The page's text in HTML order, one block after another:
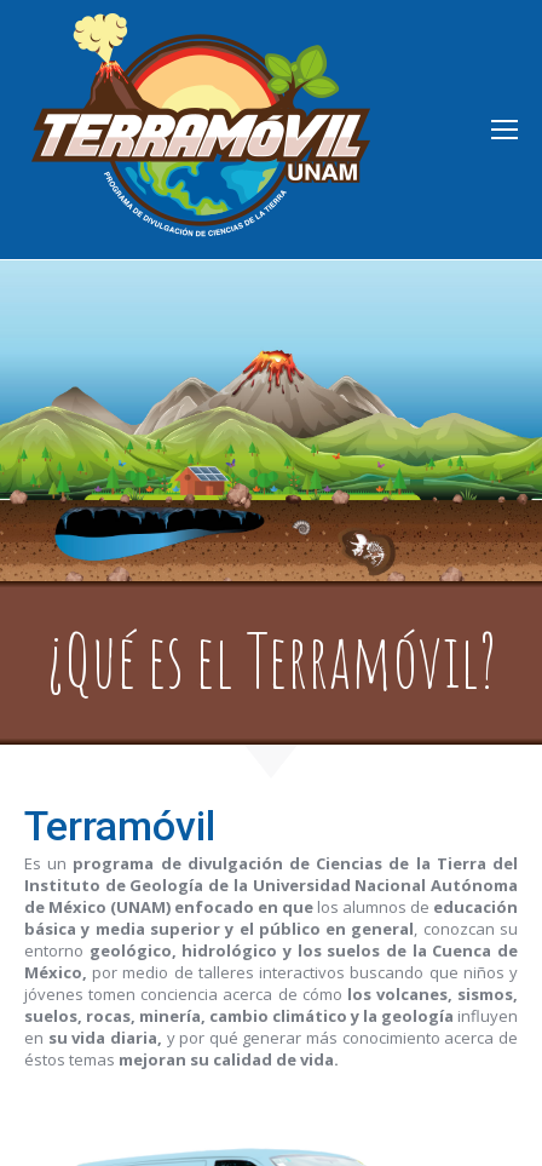
¿Qué es el Terramóvil?
Terramóvil
Es un programa de divulgación de Ciencias de la Tierra del
Instituto de Geología de la Universidad Nacional Autónoma
de México (UNAM) enfocado en que los alumnos de educación
básica y media superior y el público en general, conozcan su
entorno geológico, hidrológico y los suelos de la Cuenca de
México, por medio de talleres interactivos buscando que niños y
jóvenes tomen conciencia acerca de cómo los volcanes, sismos,
suelos, rocas, minería, cambio climático y la geología influyen
en su vida diaria, y por qué generar más conocimiento acerca de
éstos temas mejoran su calidad de vida.